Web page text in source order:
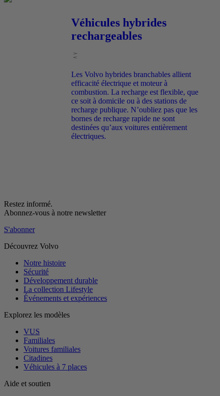
Véhicules hybrides
rechargeables
Les Volvo hybrides branchables allient
efficacité électrique et moteur à
combustion. La recharge est flexible, que
ce soit à domicile ou à des stations de
recharge publique. N’oubliez pas que les
bornes de recharge rapide ne sont
destinées qu’aux voitures entièrement
électriques.